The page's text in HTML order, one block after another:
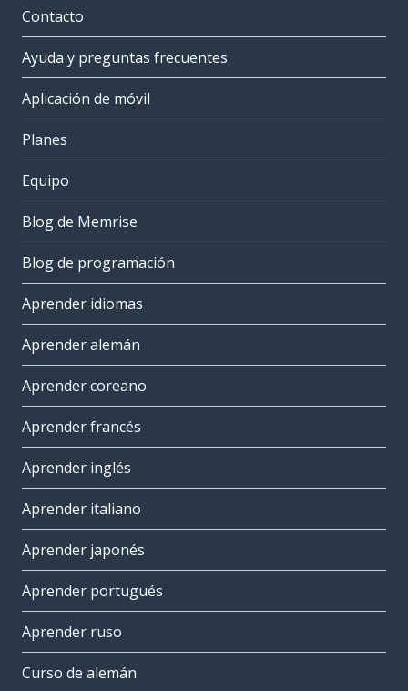
Contacto
Ayuda y preguntas frecuentes
Aplicación de móvil
Planes
Equipo
Blog de Memrise
Blog de programación
Aprender idiomas
Aprender alemán
Aprender coreano
Aprender francés
Aprender inglés
Aprender italiano
Aprender japonés
Aprender portugués
Aprender ruso
Curso de alemán